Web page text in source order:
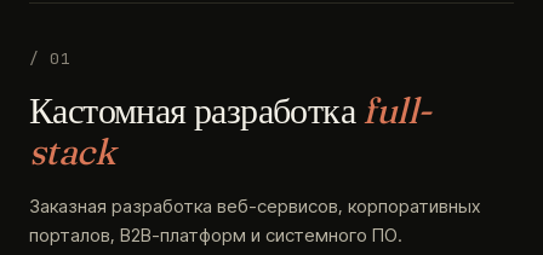
/ 01
Кастомная разработкаfull-
stack
Заказная разработка веб-сервисов, корпоративных
порталов, B2B-платформ и системного ПО.